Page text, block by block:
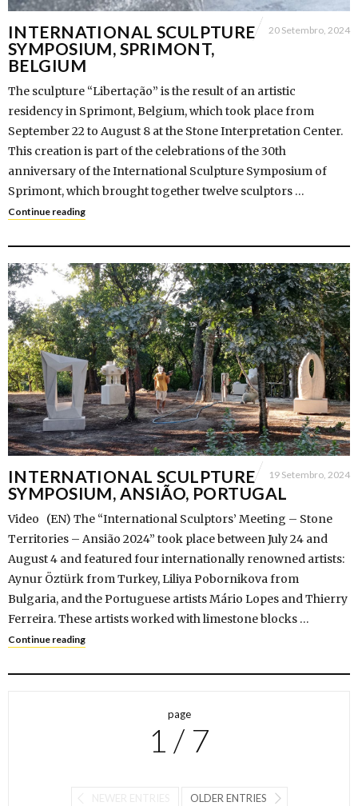
INTERNATIONAL SCULPTURE
SYMPOSIUM, SPRIMONT,
BELGIUM
20 Setembro, 2024
The sculpture “Libertação” is the result of an artistic
residency in Sprimont, Belgium, which took place from
September 22 to August 8 at the Stone Interpretation Center.
This creation is part of the celebrations of the 30th
anniversary of the International Sculpture Symposium of
Sprimont, which brought together twelve sculptors …
Continue reading
INTERNATIONAL SCULPTURE
SYMPOSIUM, ANSIÃO, PORTUGAL
19 Setembro, 2024
Video (EN) The “International Sculptors’ Meeting – Stone
Territories – Ansião 2024” took place between July 24 and
August 4 and featured four internationally renowned artists:
Aynur Öztürk from Turkey, Liliya Pobornikova from
Bulgaria, and the Portuguese artists Mário Lopes and Thierry
Ferreira. These artists worked with limestone blocks …
Continue reading
page
1 / 7
OLDER ENTRIES